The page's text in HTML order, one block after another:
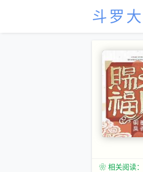
斗罗
❀ 相关阅读：